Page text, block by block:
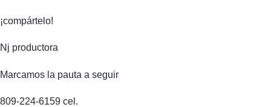
¡compártelo!
Nj productora
Marcamos la pauta a seguir
809-224-6159 cel.